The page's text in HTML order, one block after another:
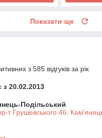
Показати ще
з 585 відгуків за рік
20.02.2013
Подільський
т Грушевського 46,